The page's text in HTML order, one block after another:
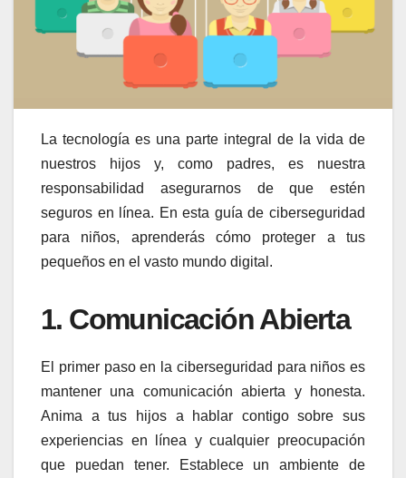
La tecnología es una parte integral de la vida de
nuestros hijos y, como padres, es nuestra
responsabilidad asegurarnos de que estén
seguros en línea. En esta guía de ciberseguridad
para niños, aprenderás cómo proteger a tus
pequeños en el vasto mundo digital.
1. Comunicación Abierta
El primer paso en la ciberseguridad para niños es
mantener una comunicación abierta y honesta.
Anima a tus hijos a hablar contigo sobre sus
experiencias en línea y cualquier preocupación
que puedan tener. Establece un ambiente de